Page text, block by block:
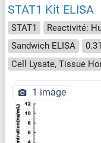
STAT1 Kit ELISA
STAT1 Reactivité:
Sandwich ELISA
Cell Lysate, Tissue
1 image